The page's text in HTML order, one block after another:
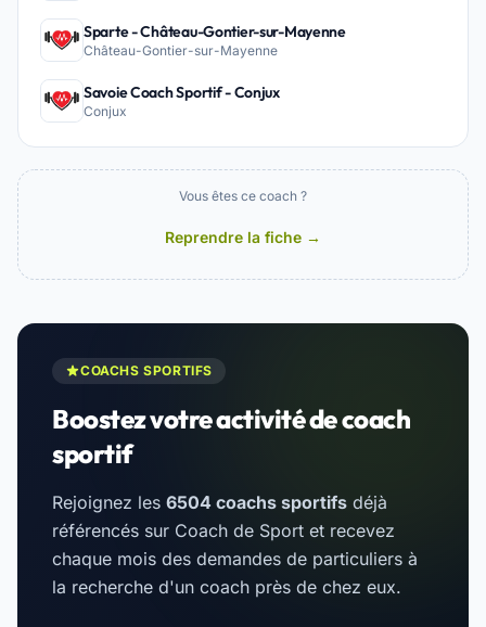
Sparte - Château-Gontier-sur-Mayenne
Château-Gontier-sur-Mayenne
Savoie Coach Sportif - Conjux
Conjux
Vous êtes ce coach ?
Reprendre la fiche →
COACHS SPORTIFS
Boostez votre activité de coach
sportif
Rejoignez les 6504 coachs sportifs déjà
référencés sur Coach de Sport et recevez
chaque mois des demandes de particuliers à
la recherche d'un coach près de chez eux.